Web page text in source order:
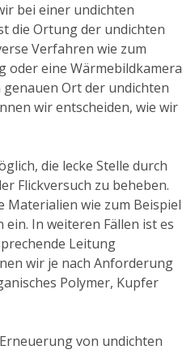
bei einer undichten
die Ortung der undichten
Verfahren wie zum
oder eine Wärmebildkamera
Ort der undichten
wir entscheiden, wie wir
die lecke Stelle durch
Flickversuch zu beheben.
Materialien wie zum Beispiel
In weiteren Fällen ist es
Leitung
wir je nach Anforderung
Polymer, Kupfer
von undichten